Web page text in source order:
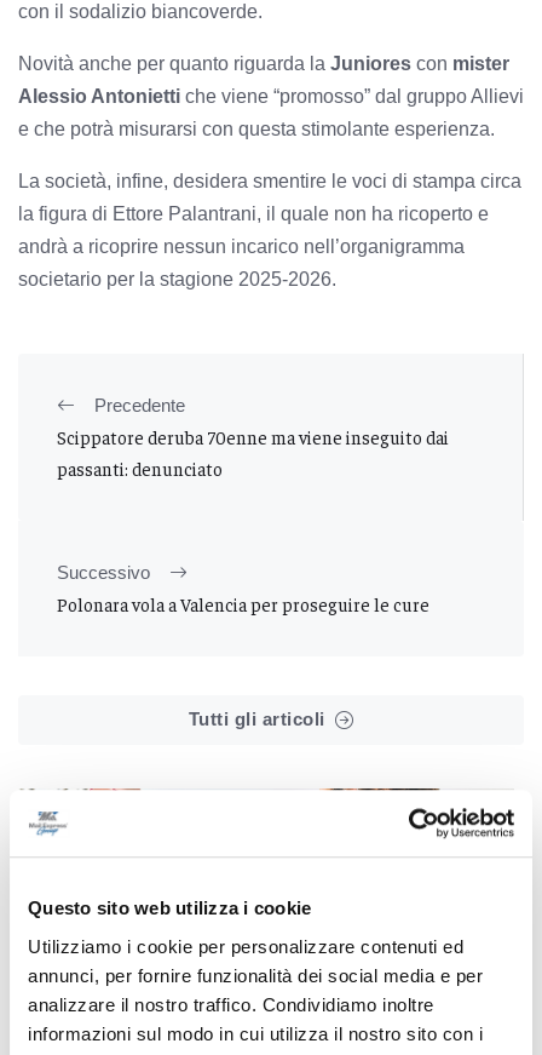
Questo sito web utilizza i cookie
Utilizziamo i cookie per personalizzare contenuti ed
annunci, per fornire funzionalità dei social media e per
analizzare il nostro traffico. Condividiamo inoltre
informazioni sul modo in cui utilizza il nostro sito con i
con il sodalizio biancoverde.
Novità anche per quanto riguarda la Juniores con mister
Alessio Antonietti che viene “promosso” dal gruppo Allievi
e che potrà misurarsi con questa stimolante esperienza.
La società, infine, desidera smentire le voci di stampa circa
la figura di Ettore Palantrani, il quale non ha ricoperto e
andrà a ricoprire nessun incarico nell’organigramma
societario per la stagione 2025-2026.
Precedente
Scippatore deruba 70enne ma viene inseguito dai
passanti: denunciato
Successivo
Polonara vola a Valencia per proseguire le cure
Tutti gli articoli